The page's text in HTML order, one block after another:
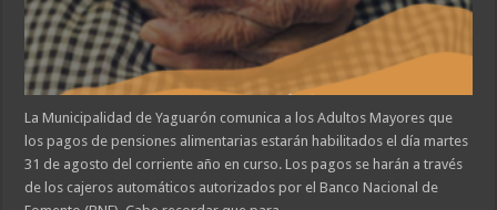
La Municipalidad de Yaguarón comunica a los Adultos Mayores que
los pagos de pensiones alimentarias estarán habilitados el día martes
31 de agosto del corriente año en curso. Los pagos se harán a través
de los cajeros automáticos autorizados por el Banco Nacional de